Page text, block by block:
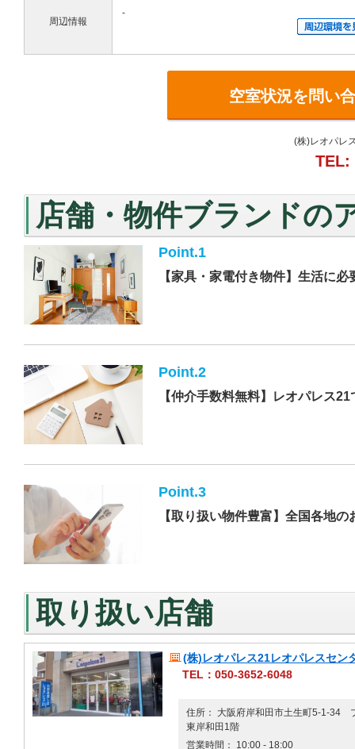
周辺情報
-
空室状況を問い
(株)レオパレ
TEL:
店舗・物件ブランドの
Point.1
【家具・家電付き物件】生活に
Point.2
【仲介手数料無料】レオパレス
Point.3
【取り扱い物件豊富】全国各地
取り扱い店舗
(株)レオパレス21レオパレスセン
TEL：050-3652-6048
住所： 大阪府岸和田市土生町5-1-34
東岸和田1階
営業時間： 10:00 - 18:00